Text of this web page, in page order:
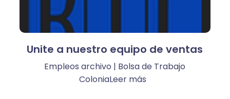
Unite a nuestro equipo de ventas
Empleos archivo | Bolsa de Trabajo
ColoniaLeer más ​